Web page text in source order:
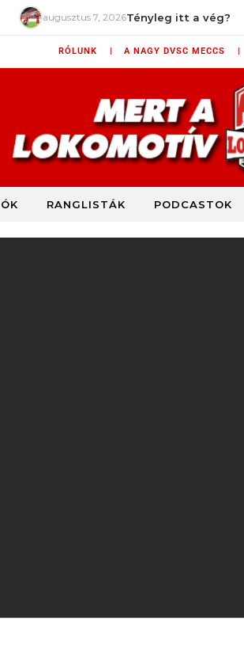
7, 2026Tényleg itt a vég?
RÓLUNK | A NAGY DVSC MECCS |
DVSC szurkolói blog
RANGLISTÁK PODCASTOK